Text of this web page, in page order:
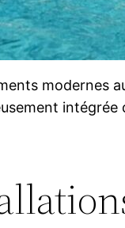
modernes